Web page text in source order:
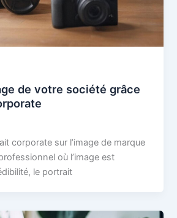
de votre société grâce
corporate sur l’image de marque
où l’image est
le portrait